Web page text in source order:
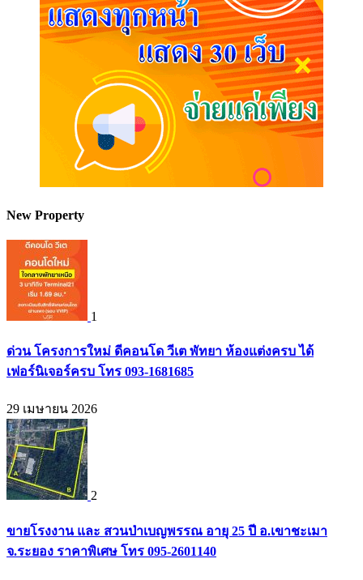
New Property
1
ด่วน โครงการใหม่ ดีคอนโด วีเต พัทยา ห้องแต่งครบ ได้
เฟอร์นิเจอร์ครบ โทร 093-1681685
29 เมษายน 2026
2
ขายโรงงาน และ สวนป่าเบญพรรณ อายุ 25 ปี อ.เขาชะเมา
จ.ระยอง ราคาพิเศษ โทร 095-2601140